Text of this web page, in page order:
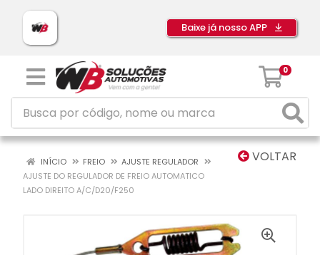
Baixe já nosso APP
0
VOLTAR
INÍCIO FREIO
AJUSTE REGULADOR
AJUSTE DO REGULADOR DE FREIO AUTOMATICO
LADO DIREITO A/C/D20/F250